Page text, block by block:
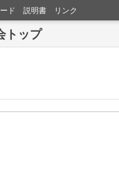
ド 説明書 リンク
トップ